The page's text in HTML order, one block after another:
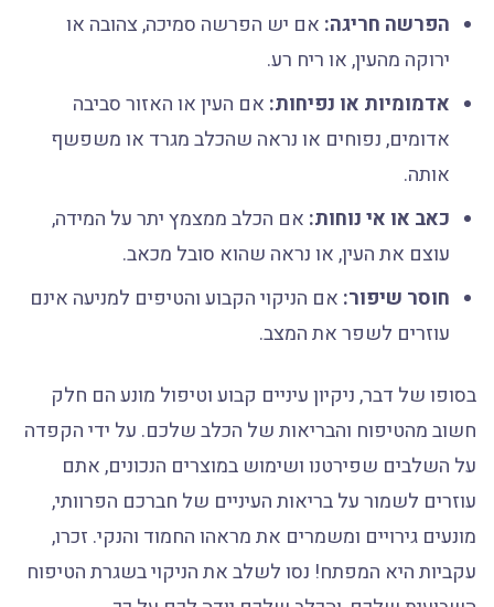
הפרשה חריגה:אם יש הפרשה סמיכה, צהובה או
ירוקה מהעין, או ריח רע.
אדמומיות או נפיחות:אם העין או האזור סביבה
אדומים, נפוחים או נראה שהכלב מגרד או משפשף
אותה.
כאב או אי נוחות:אם הכלב ממצמץ יתר על המידה,
עוצם את העין, או נראה שהוא סובל מכאב.
חוסר שיפור:אם הניקוי הקבוע והטיפים למניעה אינם
עוזרים לשפר את המצב.
בסופו של דבר, ניקיון עיניים קבוע וטיפול מונע הם חלק
חשוב מהטיפוח והבריאות של הכלב שלכם. על ידי הקפדה
על השלבים שפירטנו ושימוש במוצרים הנכונים, אתם
עוזרים לשמור על בריאות העיניים של חברכם הפרוותי,
מונעים גירויים ומשמרים את מראהו החמוד והנקי. זכרו,
עקביות היא המפתח! נסו לשלב את הניקוי בשגרת הטיפוח